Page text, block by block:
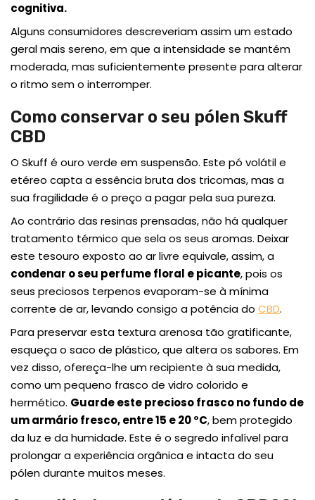
cognitiva.
Alguns consumidores descreveriam assim um estado
geral mais sereno, em que a intensidade se mantém
moderada, mas suficientemente presente para alterar
o ritmo sem o interromper.
Como conservar o seu pólen Skuff
CBD
O Skuff é ouro verde em suspensão. Este pó volátil e
etéreo capta a essência bruta dos tricomas, mas a
sua fragilidade é o preço a pagar pela sua pureza.
Ao contrário das resinas prensadas, não há qualquer
tratamento térmico que sela os seus aromas. Deixar
este tesouro exposto ao ar livre equivale, assim, a
condenar o seu perfume floral e picante,pois os
seus preciosos terpenos evaporam-se à mínima
corrente de ar, levando consigo a potência do CBD.
Para preservar esta textura arenosa tão gratificante,
esqueça o saco de plástico, que altera os sabores. Em
vez disso, ofereça-lhe um recipiente à sua medida,
como um pequeno frasco de vidro colorido e
hermético. Guarde este precioso frasco no fundo de
um armário fresco, entre 15 e 20 °C, bem protegido
da luz e da humidade. Este é o segredo infalível para
prolongar a experiência orgânica e intacta do seu
pólen durante muitos meses.